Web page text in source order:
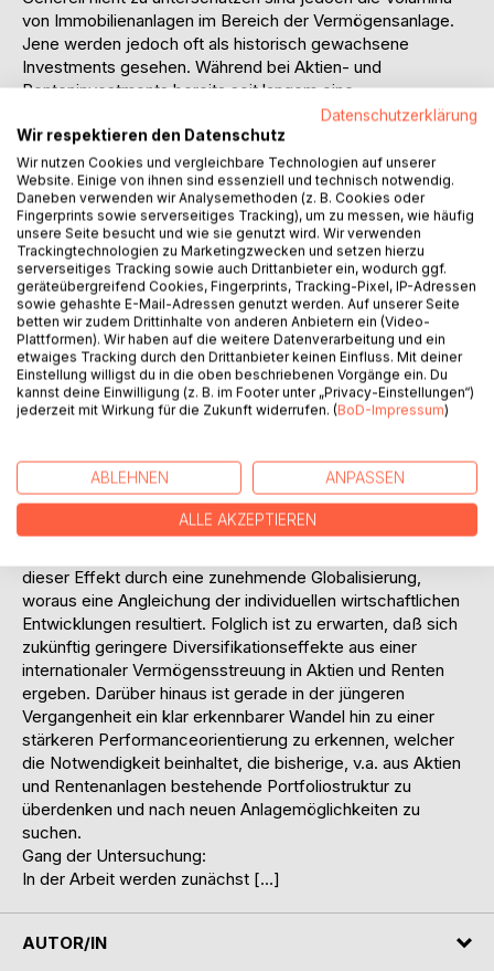
von Immobilienanlagen im Bereich der Vermögensanlage.
Jene werden jedoch oft als historisch gewachsene
Investments gesehen. Während bei Aktien- und
Renteninvestments bereits seit langem eine
portfolioorientierte Sichtweise vorherrscht, werden
Immobilienanlagen deshalb zumeist isoliert, d.h. ohne
Berücksichtigung möglicher Diversifikationsaspekte
verschiedener Immobilienanlageformen untereinander
(Single-Asset-Portfolio) bzw. im Verbund mit anderen
Asset-Klassen wie Aktien und/oder Renten (Multi-Asset-
Klassen-Portfolio) betrachtet.
Aus diesem Grunde wird in dieser Arbeit untersucht,
welche Immobilienanlagen privaten und institutionellen
Investoren zur Verfügung stehen, inwiefern bei
portfolioorientierter Betrachtung mittels Immobilienanlagen
Diversifikationseffekte zu erzielen sind und wie darauf
aufbauend der Asset Allocation Prozeß optimiert werden
kann. Jene Themenstellung ist z.B. aufgrund neu
Sondervermögen (AS)-Fonds) im Rahmen des 3.
Finanzmarktförderungsgesetzes von Interesse.
Desweiteren konnten in der Vergangenheit weltweit
zwischen den einzelnen Ländern ansteigende Korrelationen
dieser Effekt durch eine zunehmende Globalisierung,
woraus eine Angleichung der individuellen wirtschaftlichen
Entwicklungen resultiert. Folglich ist zu erwarten, daß sich
zukünftig geringere Diversifikationseffekte aus einer
internationaler Vermögensstreuung in Aktien und Renten
ergeben. Darüber hinaus ist gerade in der jüngeren
Vergangenheit ein klar erkennbarer Wandel hin zu einer
stärkeren Performanceorientierung zu erkennen, welcher
die Notwendigkeit beinhaltet, die bisherige, v.a. aus Aktien
und Rentenanlagen bestehende Portfoliostruktur zu
überdenken und nach neuen Anlagemöglichkeiten zu
suchen.
Gang der Untersuchung:
In der Arbeit werden zunächst […]
AUTOR/IN
Datenschutzerklärung
Wir respektieren den Datenschutz
Wir nutzen Cookies und vergleichbare Technologien auf unserer
Website. Einige von ihnen sind essenziell und technisch notwendig.
Daneben verwenden wir Analysemethoden (z. B. Cookies oder
Fingerprints sowie serverseitiges Tracking), um zu messen, wie häufig
unsere Seite besucht und wie sie genutzt wird. Wir verwenden
Trackingtechnologien zu Marketingzwecken und setzen hierzu
serverseitiges Tracking sowie auch Drittanbieter ein, wodurch ggf.
geräteübergreifend Cookies, Fingerprints, Tracking-Pixel, IP-Adressen
sowie gehashte E-Mail-Adressen genutzt werden. Auf unserer Seite
betten wir zudem Drittinhalte von anderen Anbietern ein (Video-
Plattformen). Wir haben auf die weitere Datenverarbeitung und ein
etwaiges Tracking durch den Drittanbieter keinen Einfluss. Mit deiner
Einstellung willigst du in die oben beschriebenen Vorgänge ein. Du
kannst deine Einwilligung (z. B. im Footer unter „Privacy-Einstellungen“)
jederzeit mit Wirkung für die Zukunft widerrufen. (BoD-Impressum)
ABLEHNEN ANPASSEN
ALLE AKZEPTIEREN